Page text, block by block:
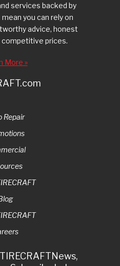
services backed by
you can rely on
advice, honest
prices.
More »
Repair